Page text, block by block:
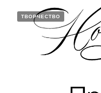
ТВОРЧЕСТВО